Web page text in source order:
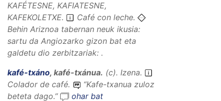
KAFÉTESNE, KAFIATESNE,
KAFEKOLETXE.
Café con leche.
Behin Ariznoa tabernan neuk ikusia:
sartu da Angiozarko gizon bat eta
galdetu dio zerbitzariak: .
kafé-txáno, kafé-txánua. (c). Izena.
Colador de café.
“Kafe-txanua zuloz
beteta dago.”
ohar bat